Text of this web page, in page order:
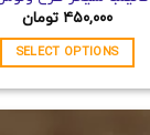
۴۵۰,۰۰۰ تومان
SELECT OPTIONS